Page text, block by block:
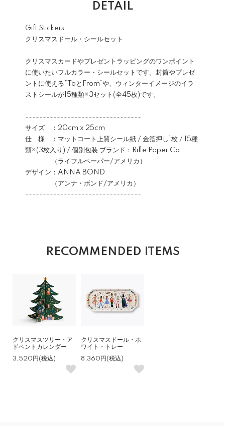
DETAIL
Gift Stickers
クリスマスドール・シールセット
クリスマスカードやプレゼントラッピングのワンポイント
に使いたいフルカラー・シールセットです。封筒やプレゼ
ントに使える”ToとFrom“や、ウィンターイメージのイラ
ストシールが15種類×3セット(全45枚)です。
---------------------------------
サイズ ：20cm x 25cm
仕 様 ：マットコート上質シール紙 / 金箔押し1枚 / 15種
類×(3枚入り) / 個別包装 ブランド：Rifle Paper Co.
（ライフルペーパー/アメリカ）
デザイン：ANNA BOND
（アンナ・ボンド/アメリカ）
---------------------------------
RECOMMENDED ITEMS
クリスマスツリー・ア
ドベントカレンダー
3,520円(税込)
クリスマスドール・ホ
ワイト・トレー
8,360円(税込)